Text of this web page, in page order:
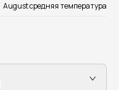
August средняя температура